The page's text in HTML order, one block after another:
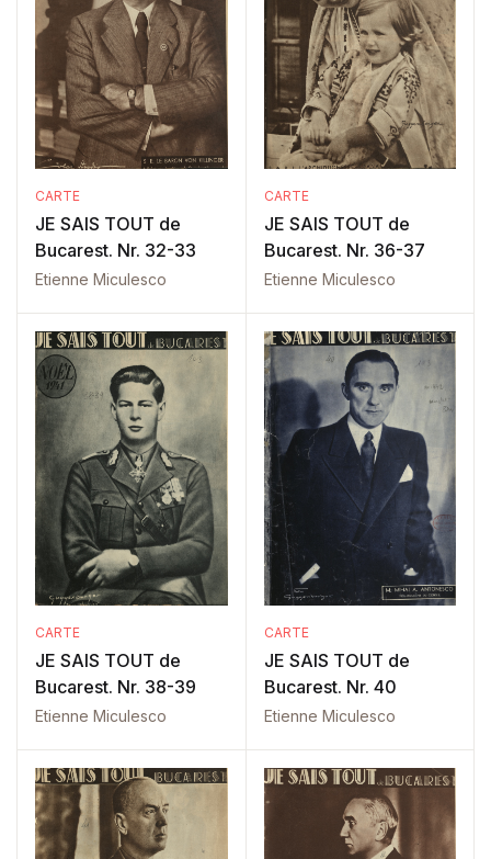
CARTE
JE SAIS TOUT de
Bucarest. Nr. 32-33
Etienne Miculesco
CARTE
JE SAIS TOUT de
Bucarest. Nr. 36-37
Etienne Miculesco
CARTE
JE SAIS TOUT de
Bucarest. Nr. 38-39
Etienne Miculesco
CARTE
JE SAIS TOUT de
Bucarest. Nr. 40
Etienne Miculesco